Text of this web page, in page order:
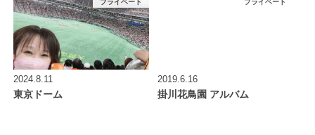
プライベート
2024.8.11
東京ドーム
プライベート
2019.6.16
掛川花鳥園 アルバム